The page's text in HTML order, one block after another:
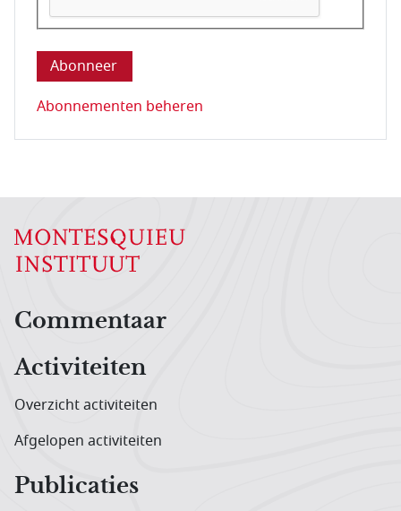
Deze vraag is om te controleren dat u een mens
Abonnementen beheren
Hoofdnavigatiemenu
Commentaar
Activiteiten
Overzicht activiteiten
Afgelopen activiteiten
Publicaties